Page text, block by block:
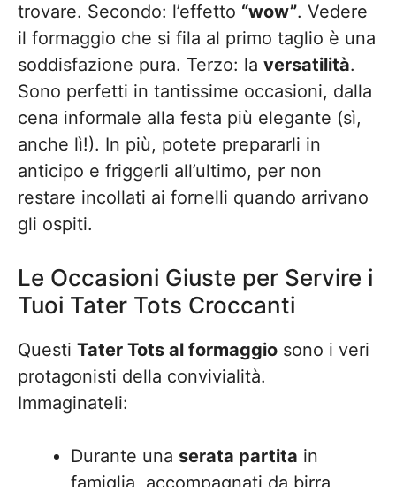
trovare. Secondo: l’effetto “wow”. Vedere
il formaggio che si fila al primo taglio è una
soddisfazione pura. Terzo: la versatilità.
Sono perfetti in tantissime occasioni, dalla
cena informale alla festa più elegante (sì,
anche lì!). In più, potete prepararli in
anticipo e friggerli all’ultimo, per non
restare incollati ai fornelli quando arrivano
gli ospiti.
Le Occasioni Giuste per Servire i
Tuoi Tater Tots Croccanti
Questi Tater Tots al formaggio sono i veri
protagonisti della convivialità.
Immaginateli:
Durante una serata partita in
famiglia, accompagnati da birra